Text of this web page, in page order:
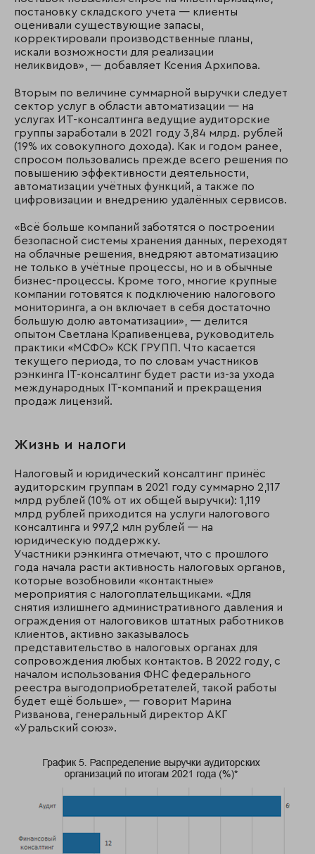
постановку складского учета — клиенты
оценивали существующие запасы,
корректировали производственные планы,
искали возможности для реализации
неликвидов», — добавляет Ксения Архипова.
Вторым по величине суммарной выручки следует
сектор услуг в области автоматизации — на
услугах ИТ-консалтинга ведущие аудиторские
группы заработали в 2021 году 3,84 млрд. рублей
(19% их совокупного дохода). Как и годом ранее,
спросом пользовались прежде всего решения по
повышению эффективности деятельности,
автоматизации учётных функций, а также по
цифровизации и внедрению удалённых сервисов.
«Всё больше компаний заботятся о построении
безопасной системы хранения данных, переходят
на облачные решения, внедряют автоматизацию
не только в учётные процессы, но и в обычные
бизнес-процессы. Кроме того, многие крупные
компании готовятся к подключению налогового
мониторинга, а он включает в себя достаточно
большую долю автоматизации», — делится
опытом Светлана Крапивенцева, руководитель
практики «МСФО» КСК ГРУПП. Что касается
текущего периода, то по словам участников
рэнкинга IT-консалтинг будет расти из-за ухода
международных IT-компаний и прекращения
продаж лицензий.
Жизнь и налоги
Налоговый и юридический консалтинг принёс
аудиторским группам в 2021 году суммарно 2,117
млрд рублей (10% от их общей выручки): 1,119
млрд рублей приходится на услуги налогового
консалтинга и 997,2 млн рублей — на
юридическую поддержку.
Участники рэнкинга отмечают, что с прошлого
года начала расти активность налоговых органов,
которые возобновили «контактные»
мероприятия с налогоплательщиками. «Для
снятия излишнего административного давления и
ограждения от налоговиков штатных работников
клиентов, активно заказывалось
представительство в налоговых органах для
сопровождения любых контактов. В 2022 году, с
началом использования ФНС федерального
реестра выгодоприобретателей, такой работы
будет ещё больше», — говорит Марина
Ризванова, генеральный директор АКГ
«Уральский союз».